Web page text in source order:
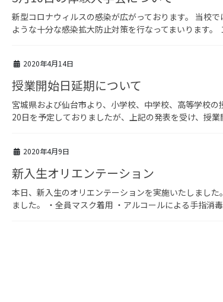
新型コロナウィルスの感染が広がっております。 当校
ような十分な感染拡大防止対策を行なってまいります
2020年4月14日
授業開始日延期について
宮城県および仙台市より、小学校、中学校、高等学校
20日を予定しておりましたが、上記の発表を受け、授
2020年4月9日
新入生オリエンテーション
本日、新入生のオリエンテーションを実施いたしまし
ました。 ・全員マスク着用 ・アルコールによる手指